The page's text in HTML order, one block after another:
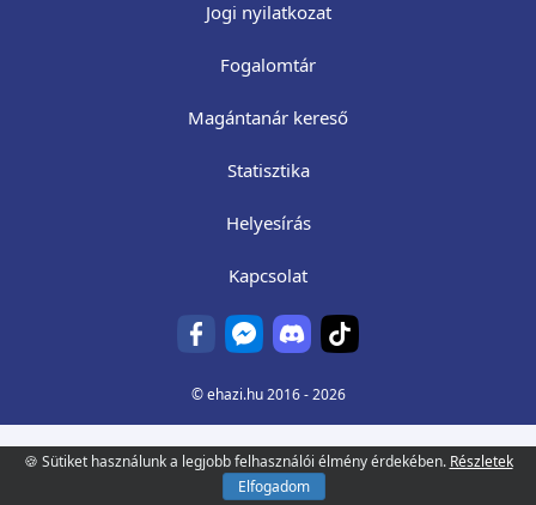
Jogi nyilatkozat
Fogalomtár
Magántanár kereső
Statisztika
Helyesírás
Kapcsolat
©ehazi.hu2016 - 2026
🍪 Sütiket használunk a legjobb felhasználói élmény érdekében. Részletek
Elfogadom